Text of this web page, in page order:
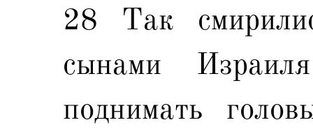
28 Так
сынами
поднимать